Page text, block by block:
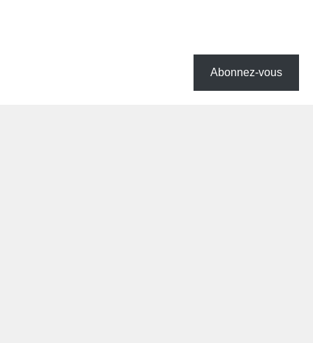
Abonnez-vous